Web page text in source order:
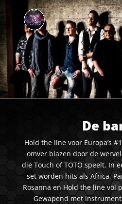
De
Hold the line voor Europa’s
omver blazen door de
die Touch of TOTO speelt. In
set worden hits als Africa,
Rosanna en Hold the line vol
Gewapend met